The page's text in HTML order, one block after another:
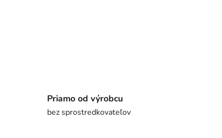
Priamo od výrobcu
bez sprostredkovateľov